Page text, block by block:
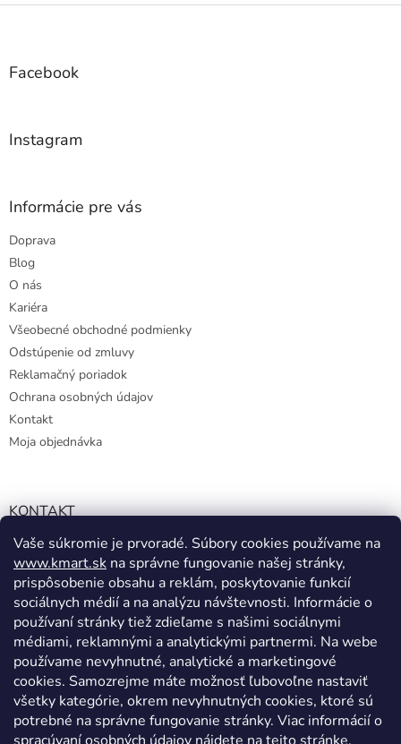
Vaše súkromie je prvoradé. Súbory cookies používame na
www.kmart.sk na správne fungovanie našej stránky,
prispôsobenie obsahu a reklám, poskytovanie funkcií
sociálnych médií a na analýzu návštevnosti. Informácie o
používaní stránky tiež zdieľame s našimi sociálnymi
médiami, reklamnými a analytickými partnermi. Na webe
používame nevyhnutné, analytické a marketingové
cookies. Samozrejme máte možnosť ľubovoľne nastaviť
všetky kategórie, okrem nevyhnutných cookies, ktoré sú
potrebné na správne fungovanie stránky. Viac informácií o
Z
Facebook
Instagram
Informácie pre vás
Doprava
Blog
O nás
Kariéra
Všeobecné obchodné podmienky
Odstúpenie od zmluvy
Reklamačný poriadok
Ochrana osobných údajov
Kontakt
Moja objednávka
KONTAKT
info@kmart.sk
+421 947 979 193
+421 947 979 193
facebook.com/Kolieramarket